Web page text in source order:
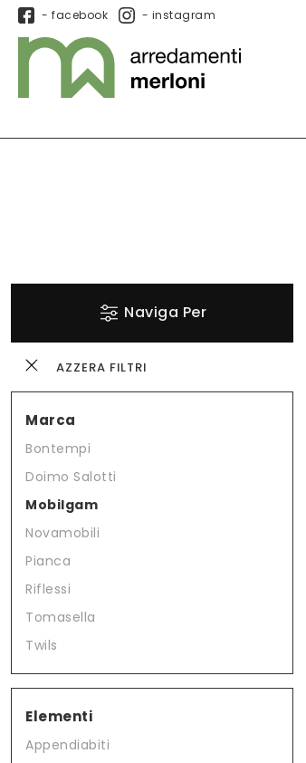
- facebook - instagram
Naviga Per
AZZERA FILTRI
Marca
Bontempi
Doimo Salotti
Mobilgam
Novamobili
Pianca
Riflessi
Tomasella
Twils
Elementi
Appendiabiti